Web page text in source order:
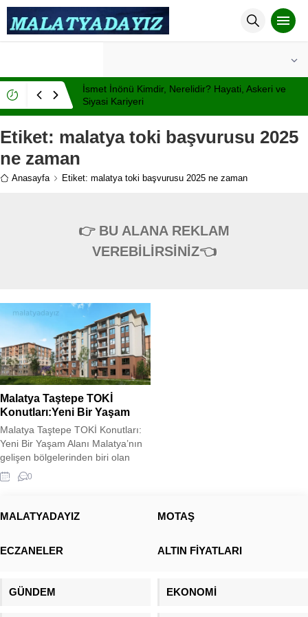
İsmet İnönü Kimdir, Nerelidir? Hayati, Askeri ve
Siyasi Kariyeri
Etiket: malatya toki başvurusu 2025
ne zaman
Anasayfa Etiket: malatya toki başvurusu 2025 ne zaman
👉 BU ALANA REKLAM
VEREBİLİRSİNİZ👈
Malatya Taştepe TOKİ
Konutları:Yeni Bir Yaşam
Malatya Taştepe TOKİ Konutları:
Yeni Bir Yaşam Alanı Malatya’nın
gelişen bölgelerinden biri olan
Taştepe’de, TOKİ tarafından inşa
edilen yeni konutlar, modern
taşıyor. Deprem riski taşıyan
TOKİ, Taştepe’deki projede de
güvenli yaşam...
0
MALATYADAYIZ MOTAŞ
ECZANELER ALTIN FİYATLARI
GÜNDEM EKONOMİ